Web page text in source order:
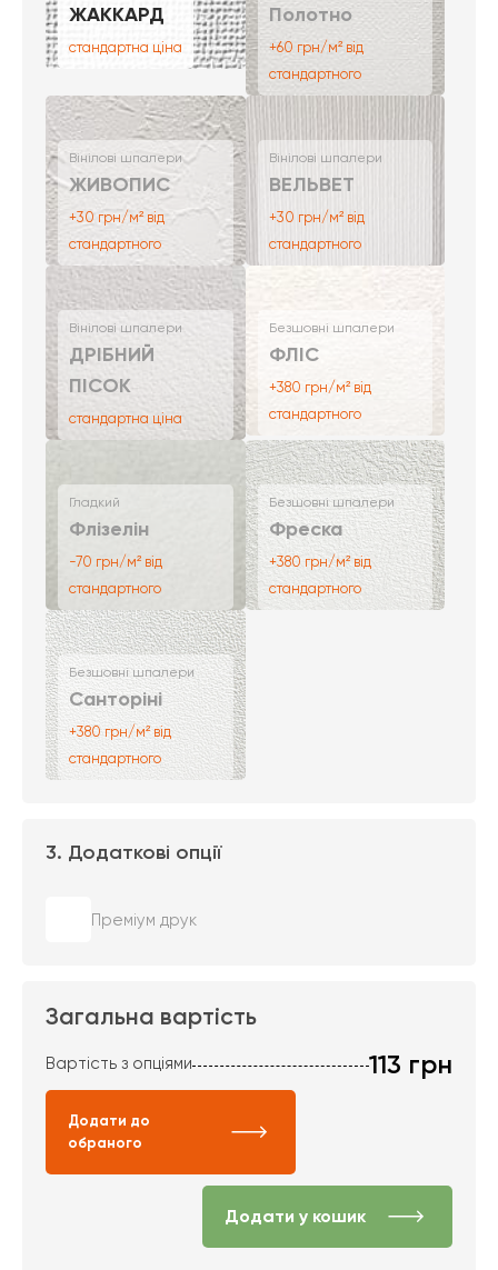
ЖАККАРД
стандартна ціна
Полотно
+60 грн/м² від
стандартного
Вінілові шпалери
ЖИВОПИС
+30 грн/м² від
стандартного
Вінілові шпалери
ВЕЛЬВЕТ
+30 грн/м² від
стандартного
Вінілові шпалери
ДРІБНИЙ
ПІСОК
стандартна ціна
Безшовні шпалери
ФЛІС
+380 грн/м² від
стандартного
Гладкий
Флізелін
-70 грн/м² від
стандартного
Безшовні шпалери
Фреска
+380 грн/м² від
стандартного
Безшовні шпалери
Санторіні
+380 грн/м² від
стандартного
3. Додаткові опції
Преміум друк
Загальна вартість
Вартість з опціями 113 грн
Додати до
обраного
Додати у кошик